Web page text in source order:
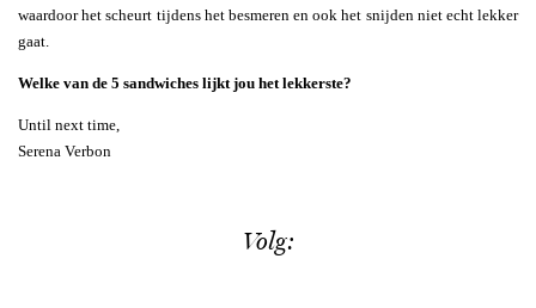
waardoor het scheurt tijdens het besmeren en ook het snijden niet echt lekker
gaat.
Welke van de 5 sandwiches lijkt jou het lekkerste?
Until next time,
Serena Verbon
Volg: